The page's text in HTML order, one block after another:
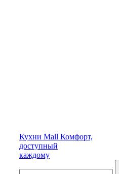
Кухни Mall Комфорт,
доступный
каждому